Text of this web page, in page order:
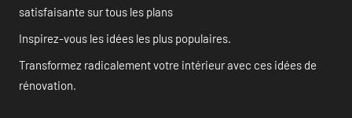
satisfaisante sur tous les plans
Inspirez-vous les idées les plus populaires.
Transformez radicalement votre intérieur avec ces idées de
rénovation.